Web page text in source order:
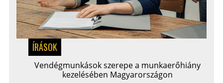
ÍRÁSOK
Vendégmunkások szerepe a munkaerőhiány
kezelésében Magyarországon